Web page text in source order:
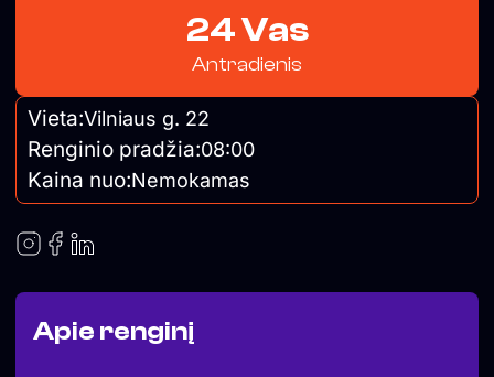
Apie renginį
24 Vas
Antradienis
Vieta:Vilniaus g. 22
Renginio pradžia:08:00
Kaina nuo:Nemokamas